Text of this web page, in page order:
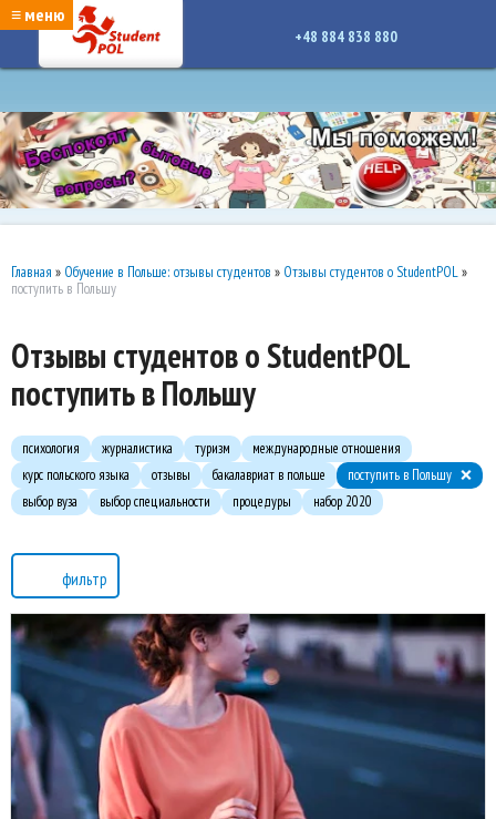
google-site-verification: google7a917c261df1566b.htmlgoogle-site-verification:
google7a917c261df1566b.html
≡ меню
+48 884 838 880
Главная » Обучение в Польше: отзывы студентов » Отзывы студентов о StudentPOL»
поступить в Польшу
Отзывы студентов о StudentPOL
поступить в Польшу
психология журналистика туризм
международные отношения
курс польского языка
отзывы бакалавриат в польше
поступить в Польшу
выбор вуза
выбор специальности процедуры набор 2020
фильтр